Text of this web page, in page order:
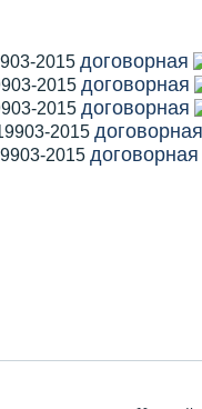
2015 договорная
2015 договорная
2015 договорная
2015 договорная
2015 договорная